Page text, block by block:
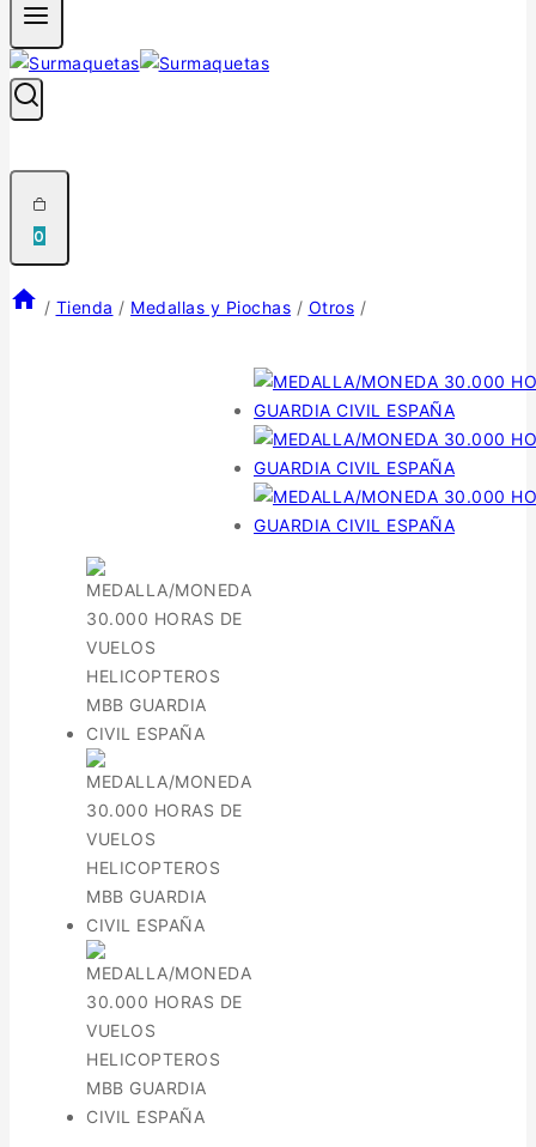
0
/ Tienda / Medallas y Piochas / Otros /